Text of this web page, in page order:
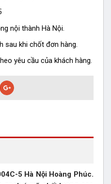
nội thành Hà Nội.
sau khi chốt đơn hàng.
yêu cầu của khách hàng.
5 Hà Nội Hoàng Phúc.